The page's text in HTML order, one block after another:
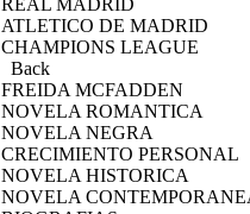
ATLETICO DE MADRID
CHAMPIONS LEAGUE
Back
FREIDA MCFADDEN
NOVELA ROMANTICA
NOVELA NEGRA
CRECIMIENTO PERSONAL
NOVELA HISTORICA
NOVELA